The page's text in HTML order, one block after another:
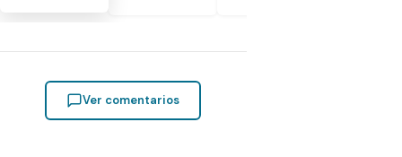
Ver comentarios